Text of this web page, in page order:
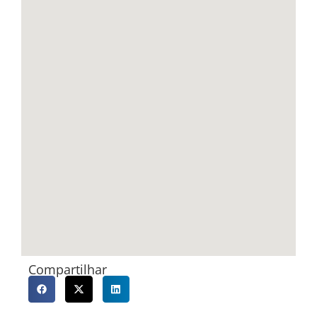
Compartilhar